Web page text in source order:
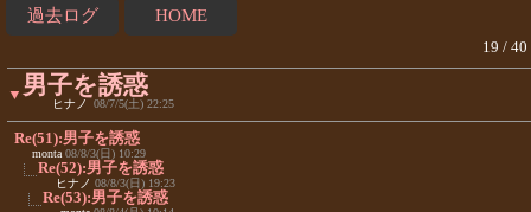
過去ログ HOME
19 / 40
▼ 男子を誘惑
ヒナノ 08/7/5(土) 22:25
Re(51):男子を誘惑
monta 08/8/3(日) 10:29
Re(52):男子を誘惑
ヒナノ 08/8/3(日) 19:23
Re(53):男子を誘惑